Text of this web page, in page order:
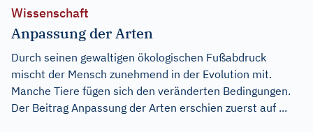
Wissenschaft
Anpassung der Arten
Durch seinen gewaltigen ökologischen Fußabdruck
mischt der Mensch zunehmend in der Evolution mit.
Manche Tiere fügen sich den veränderten Bedingungen.
Der Beitrag Anpassung der Arten erschien zuerst auf ...